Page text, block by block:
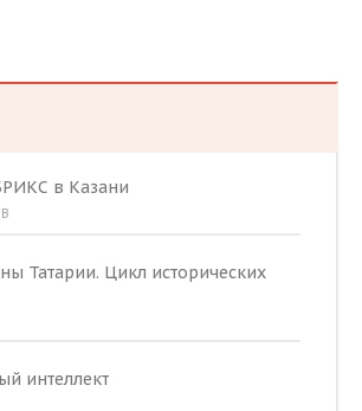
в Казани
Татарии. Цикл исторических
интеллект